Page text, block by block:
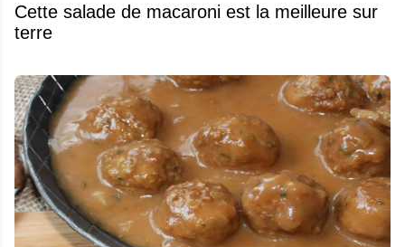
Cette salade de macaroni est la meilleure sur
terre